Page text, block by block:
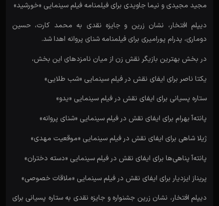
مجید مجیدی و نیما جاویدی برای فیلمنامه فیلم سینمایی «خورشید»
دیپلم افتخار، نشان زرین و جایزه نقدی به محمد کارت، حسین
دوماری، پدرام پورامیری برای فیلمنامه شنای پروانه اهدا شد.
در بخش بهترین بازیگر نقش زن از میان نامزدهای این بخش،
یکتا ناصر برای ایفای نقش در فیلم سینمایی «شب طلایی»
ستاره پسیانی برای ایفای نقش در فیلم سینمایی «یدو»
پانته‌آ بهرام برای ایفای نقش در فیلم سینمایی «شنای پروانه»
ژیلا شاهی برای ایفای نقش در فیلم سینمایی «موقعیت مهدی»
پانته‌آ پناهی‌ها برای ایفای نقش در فیلم سینمایی «دسته دختران»
پریناز ایزدیار برای ایفای نقش در فیلم سینمایی «ملاقات خصوصی»
دیپلم افتخار، نشان زرین جشنواره و جایزه نقدی به ستاره پسیانی برای